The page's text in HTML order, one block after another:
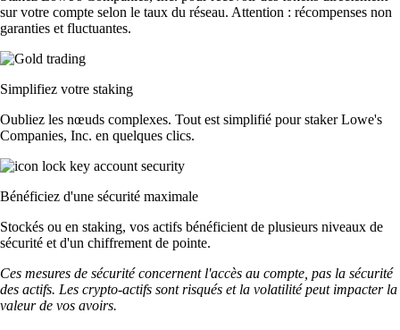
sur votre compte selon le taux du réseau. Attention : récompenses non
garanties et fluctuantes.
Simplifiez votre staking
Oubliez les nœuds complexes. Tout est simplifié pour staker Lowe's
Companies, Inc. en quelques clics.
Bénéficiez d'une sécurité maximale
Stockés ou en staking, vos actifs bénéficient de plusieurs niveaux de
sécurité et d'un chiffrement de pointe.
Ces mesures de sécurité concernent l'accès au compte, pas la sécurité
des actifs. Les crypto-actifs sont risqués et la volatilité peut impacter la
valeur de vos avoirs.